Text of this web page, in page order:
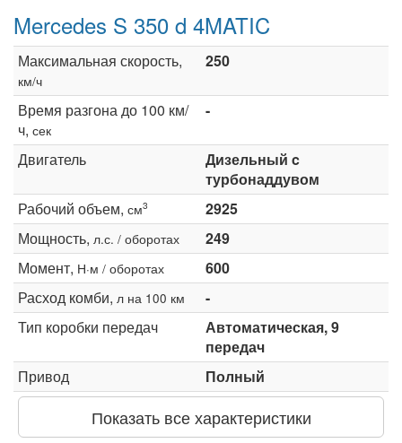
Mercedes S 350 d 4MATIC
Максимальная скорость,
км/ч
250
Время разгона до 100 км/
ч, сек
-
Двигатель
Дизельный c
турбонаддувом
Рабочий объем, см3
2925
Мощность, л.с. / оборотах
249
Момент, Н·м / оборотах
600
Расход комби, л на 100 км
-
Тип коробки передач
Автоматическая, 9
передач
Привод
Полный
Показать все характеристики